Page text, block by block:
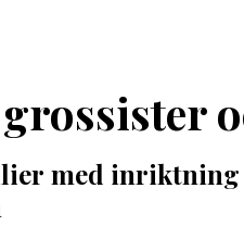
med inriktning